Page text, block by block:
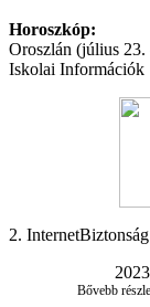
Horoszkóp:
Oroszlán (július 23.
Iskolai Információk
2.
Bővebb